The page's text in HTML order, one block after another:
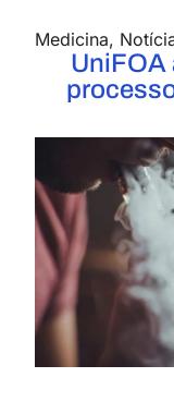
Medicina,
UniFOA
ser